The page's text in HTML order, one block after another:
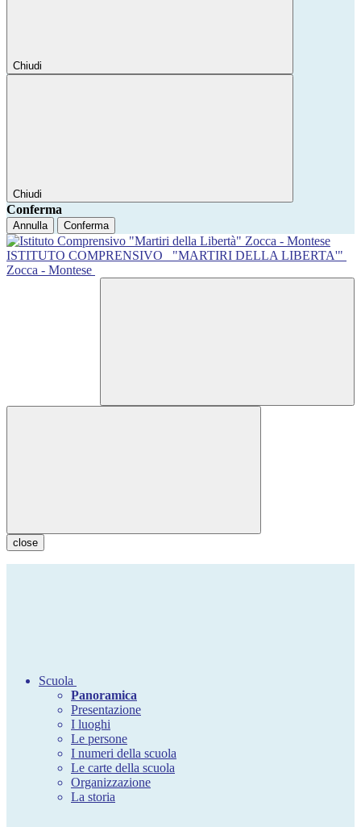
Chiudi
Chiudi
Conferma
Annulla Conferma
ISTITUTO COMPRENSIVO
"MARTIRI DELLA LIBERTA'"
Zocca - Montese
close
Scuola
Panoramica
Presentazione
I luoghi
Le persone
I numeri della scuola
Le carte della scuola
Organizzazione
La storia